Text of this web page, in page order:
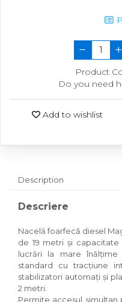
Product
Do you need
Add to wishlist
Description
Descriere
Nacelă foarfecă diesel
de 19 metri și
lucrări la mare
standard cu tracțiune
stabilizatori automați și
2 metri.
Permite accesul